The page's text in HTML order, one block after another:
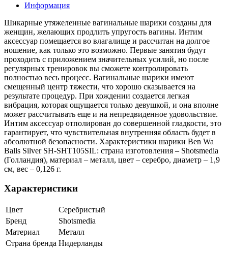
Информация
Шикарные утяжеленные вагинальные шарики созданы для
женщин, желающих продлить упругость вагины. Интим
аксессуар помещается во влагалище и рассчитан на долгое
ношение, как только это возможно. Первые занятия будут
проходить с приложением значительных усилий, но после
регулярных тренировок вы сможете контролировать
полностью весь процесс. Вагинальные шарики имеют
смещенный центр тяжести, что хорошо сказывается на
результате процедур. При хождении создается легкая
вибрация, которая ощущается только девушкой, и она вполне
может рассчитывать еще и на непредвиденное удовольствие.
Интим аксессуар отполирован до совершенной гладкости, это
гарантирует, что чувствительная внутренняя область будет в
абсолютной безопасности. Характеристики шарики Ben Wa
Balls Silver SH-SHT105SIL: страна изготовления – Shotsmedia
(Голландия), материал – металл, цвет – серебро, диаметр – 1,9
см, вес – 0,126 г.
Характеристики
Цвет
Серебристый
Бренд
Shotsmedia
Материал
Металл
Страна бренда Нидерланды